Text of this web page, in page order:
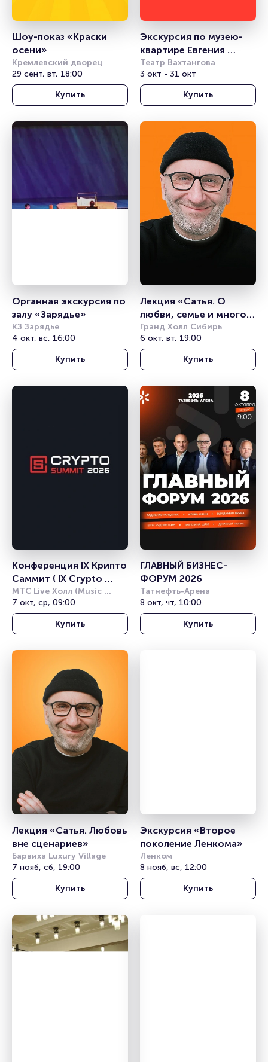
Шоу-показ «Краски
осени»
Кремлевский дворец
29 сент, вт, 18:00
Купить
Экскурсия по музею-
квартире Евгения
Вахтангова
Театр Вахтангова
3 окт - 31 окт
Купить
Органная экскурсия по
залу «Зарядье»
КЗ Зарядье
4 окт, вс, 16:00
Купить
Лекция «Сатья. О
любви, семье и многом
другом»
Гранд Холл Сибирь
6 окт, вт, 19:00
Купить
Конференция IX Крипто
Саммит ( IX Crypto
Summit)
МТС Live Холл (Music
Media Dome)
7 окт, ср, 09:00
Купить
ГЛАВНЫЙ БИЗНЕС-
ФОРУМ 2026
Татнефть-Арена
8 окт, чт, 10:00
Купить
Лекция «Сатья. Любовь
вне сценариев»
Барвиха Luxury Village
7 нояб, сб, 19:00
Купить
Экскурсия «Второе
поколение Ленкома»
Ленком
8 нояб, вс, 12:00
Купить